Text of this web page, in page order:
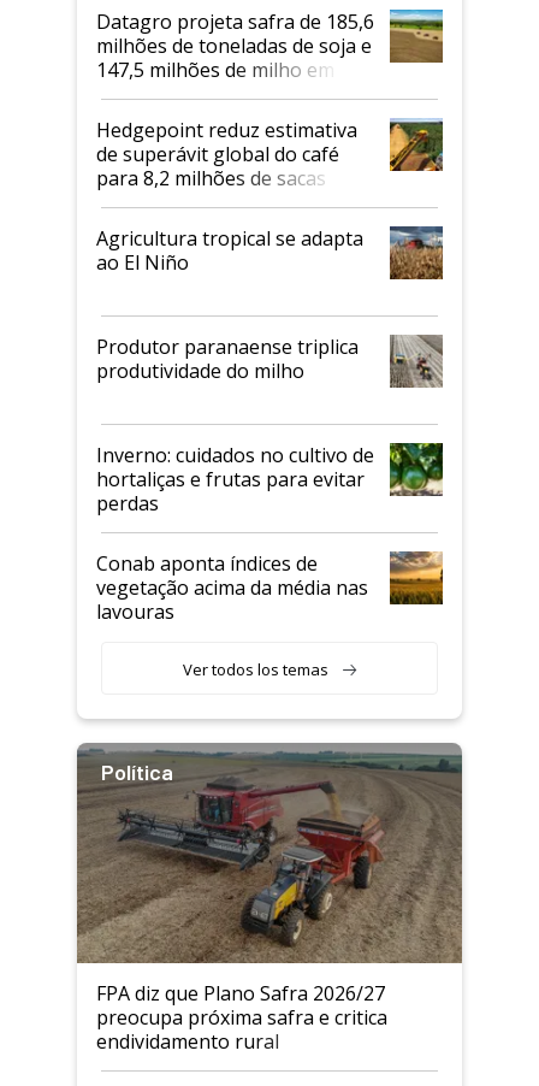
Datagro projeta safra de 185,6
milhões de toneladas de soja e
147,5 milhões de milho em
2026/27
Hedgepoint reduz estimativa
de superávit global do café
para 8,2 milhões de sacas
Agricultura tropical se adapta
ao El Niño
Produtor paranaense triplica
produtividade do milho
Inverno: cuidados no cultivo de
hortaliças e frutas para evitar
perdas
Conab aponta índices de
vegetação acima da média nas
lavouras
Ver todos los temas
Política
FPA diz que Plano Safra 2026/27
preocupa próxima safra e critica
endividamento rural